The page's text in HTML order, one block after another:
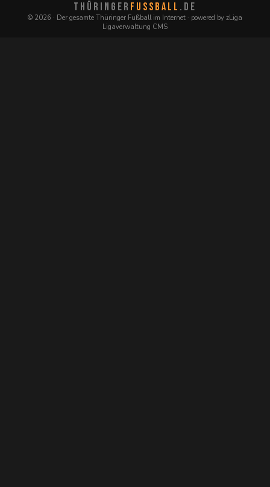
THÜRINGER FUSSBALL .DE
© 2026 · Der gesamte Thüringer Fußball im Internet · powered by zLiga
Ligaverwaltung CMS